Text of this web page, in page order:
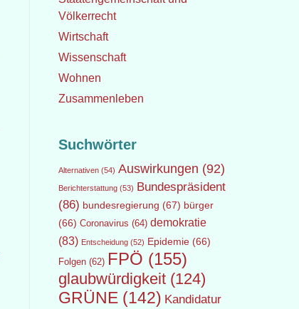
Völkerrecht
Wirtschaft
Wissenschaft
Wohnen
Zusammenleben
Suchwörter
Alternativen(54) Auswirkungen (92)
Berichterstattung(53) Bundespräsident
(86) bundesregierung (67) bürger
(66) Coronavirus (64) demokratie
(83) Entscheidung(52) Epidemie(66)
Folgen(62) FPÖ (155)
glaubwürdigkeit(124)
GRÜNE(142) Kandidatur